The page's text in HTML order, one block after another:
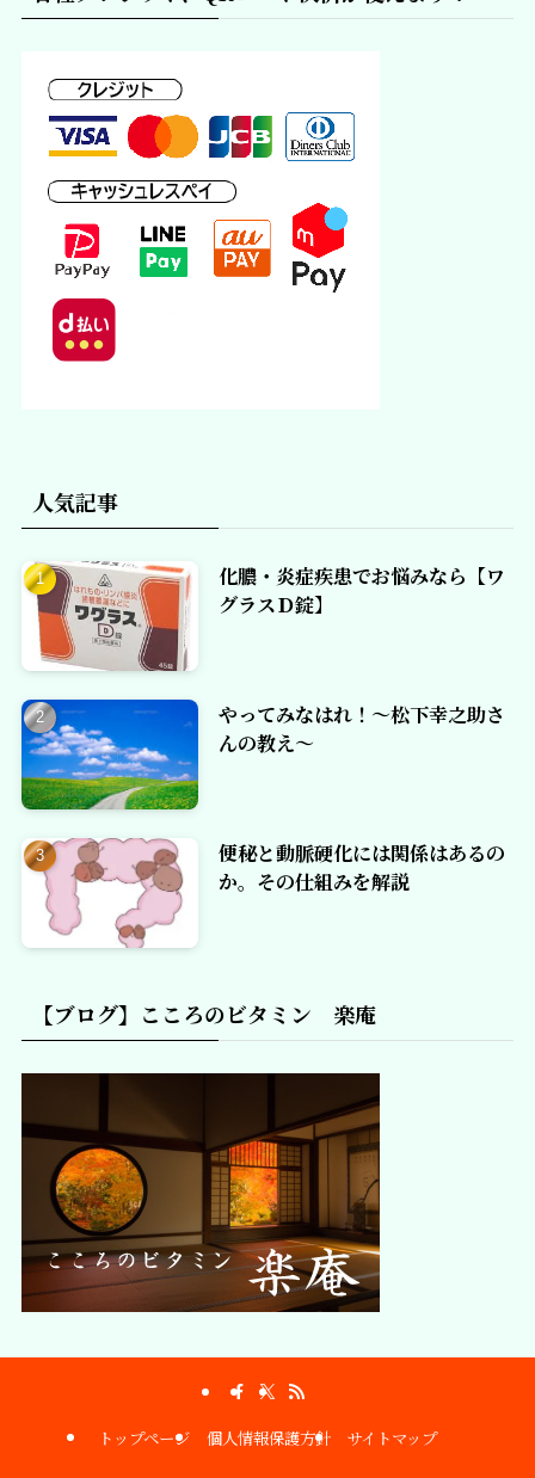
人気記事
化膿・炎症疾患でお悩みなら【ワ
グラスＤ錠】
やってみなはれ！～松下幸之助さ
んの教え～
便秘と動脈硬化には関係はあるの
か。その仕組みを解説
【ブログ】こころのビタミン 楽庵
トップページ 個人情報保護方針 サイトマップ